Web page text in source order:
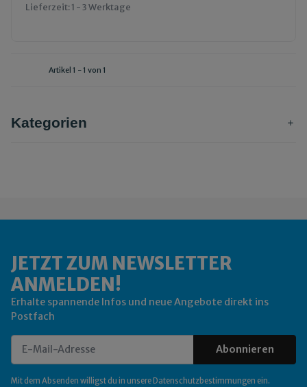
Lieferzeit:1 - 3 Werktage
Artikel 1 - 1 von 1
Kategorien
JETZT ZUM NEWSLETTER
ANMELDEN!
Erhalte spannende Infos und neue Angebote direkt ins
Postfach
Abonnieren
Mit dem Absenden willigst du in unsere Datenschutzbestimmungen ein.